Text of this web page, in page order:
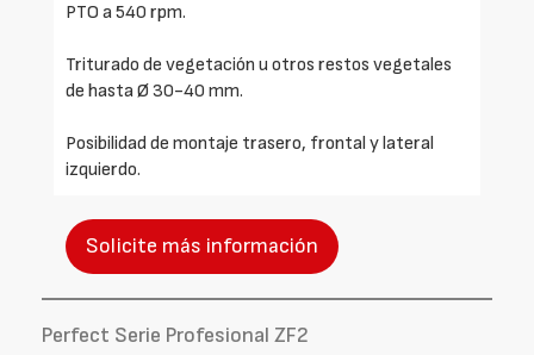
PTO a 540 rpm.
Triturado de vegetación u otros restos vegetales
de hasta Ø 30-40 mm.
Posibilidad de montaje trasero, frontal y lateral
izquierdo.
Solicite más información
Perfect Serie Profesional ZF2